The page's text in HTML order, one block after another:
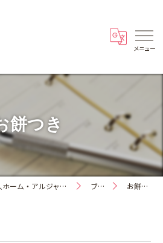
餅つき
八王子の介護付有料老人ホーム・アルジャンメゾン紅梅 ブログ お餅つき